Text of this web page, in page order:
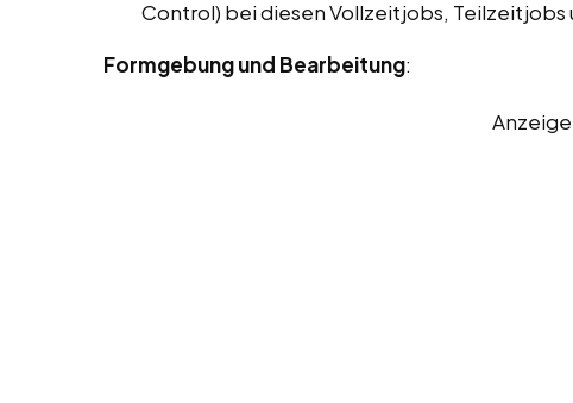
Control) bei diesen Vollzeitjobs, Teilzeitjobs
Formgebung und Bearbeitung:
Anzeige